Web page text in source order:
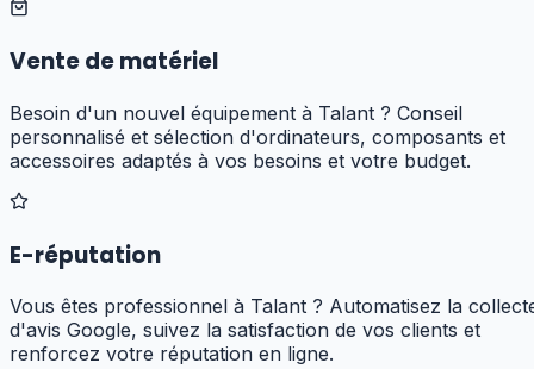
Vente de matériel
Besoin d'un nouvel équipement à Talant ? Conseil
personnalisé et sélection d'ordinateurs, composants et
accessoires adaptés à vos besoins et votre budget.
E-réputation
Vous êtes professionnel à Talant ? Automatisez la
d'avis Google, suivez la satisfaction de vos clients et
renforcez votre réputation en ligne.